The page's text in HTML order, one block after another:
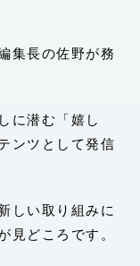
集長の佐野が務
に潜む「嬉し
ンツとして発信
しい取り組みに
見どころです。